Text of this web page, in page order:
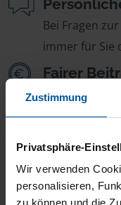
Zustimmung
Privatsphäre-
Wir verwenden
personalisieren,
zu können und die
Bei Fragen
immer für Sie
Fairer
Sie zahlen für
jährlichen